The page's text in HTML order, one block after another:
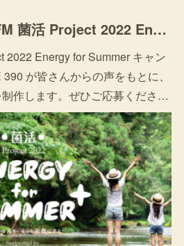
[NEWS] TOKYO FM 菌活 Project 2022 Energy for Summer
2022 Energy for Summer キャン
が皆さんからの声をもとに、
制作します。ぜひご応募くださ…